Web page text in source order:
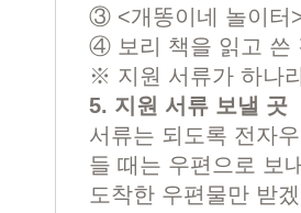
③ <개똥이네 놀이터
④ 보리 책을 읽고 쓴
※ 지원 서류가 하나
5. 지원 서류 보낼 곳
서류는 되도록 전자
들 때는 우편으로 보
도착한 우편물만 받